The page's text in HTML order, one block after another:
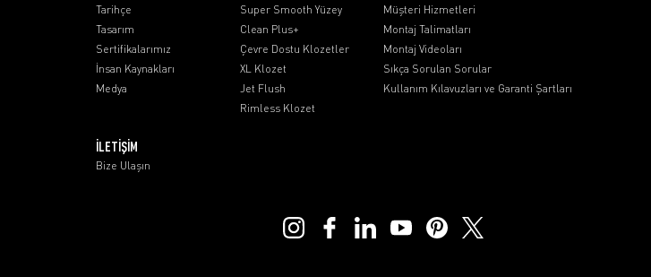
Tarihçe
Tasarım
Sertifikalarımız
İnsan Kaynakları
Medya
Super Smooth Yüzey
Clean Plus+
Çevre Dostu Klozetler
XL Klozet
Jet Flush
Rimless Klozet
Müşteri Hizmetleri
Montaj Talimatları
Montaj Videoları
Sıkça Sorulan Sorular
Kullanım Kılavuzları ve Garanti Şartları
İLETİŞİM
Bize Ulaşın